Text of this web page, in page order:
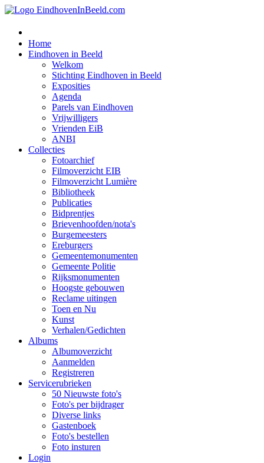
Home
Eindhoven in Beeld
Welkom
Stichting Eindhoven in Beeld
Exposities
Agenda
Parels van Eindhoven
Vrijwilligers
Vrienden EiB
ANBI
Collecties
Fotoarchief
Filmoverzicht EIB
Filmoverzicht Lumière
Bibliotheek
Publicaties
Bidprentjes
Brievenhoofden/nota's
Burgemeesters
Ereburgers
Gemeentemonumenten
Gemeente Politie
Rijksmonumenten
Hoogste gebouwen
Reclame uitingen
Toen en Nu
Kunst
Verhalen/Gedichten
Albums
Albumoverzicht
Aanmelden
Registreren
Servicerubrieken
50 Nieuwste foto's
Foto's per bijdrager
Diverse links
Gastenboek
Foto's bestellen
Foto insturen
Login